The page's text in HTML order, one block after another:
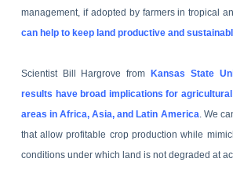
management, if adopted by farmers in tropical
can help to keep land productive and
Scientist Bill Hargrove from Kansas State
results have broad implications for
areas inAfrica,Asia, andLatin America. We
that allow profitable crop production while
conditions under which land is not degraded at